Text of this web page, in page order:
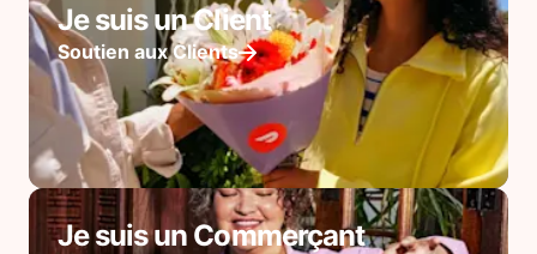
Je suis un Client
Soutien aux Clients
Je suis un Commerçant